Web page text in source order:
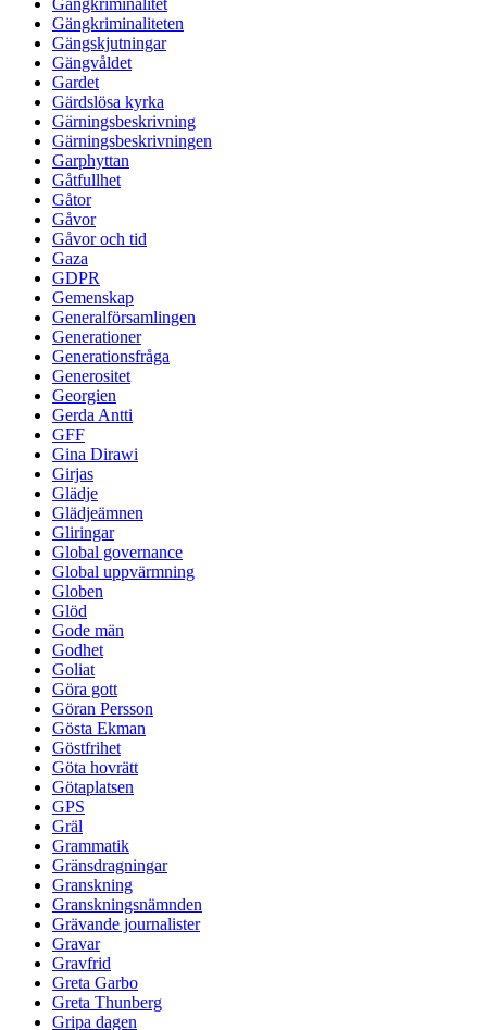
Gängkriminaliteten
Gängskjutningar
Gängvåldet
Gardet
Gärdslösa kyrka
Gärningsbeskrivning
Gärningsbeskrivningen
Garphyttan
Gåtfullhet
Gåtor
Gåvor
Gåvor och tid
Gaza
GDPR
Gemenskap
Generalförsamlingen
Generationer
Generationsfråga
Generositet
Georgien
Gerda Antti
GFF
Gina Dirawi
Girjas
Glädje
Glädjeämnen
Gliringar
Global governance
Global uppvärmning
Globen
Glöd
Gode män
Godhet
Goliat
Göra gott
Göran Persson
Gösta Ekman
Göstfrihet
Göta hovrätt
Götaplatsen
GPS
Gräl
Grammatik
Gränsdragningar
Granskning
Granskningsnämnden
Grävande journalister
Gravar
Gravfrid
Greta Garbo
Greta Thunberg
Gripa dagen